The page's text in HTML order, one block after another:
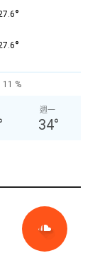
°
°
11 %
週一
34°